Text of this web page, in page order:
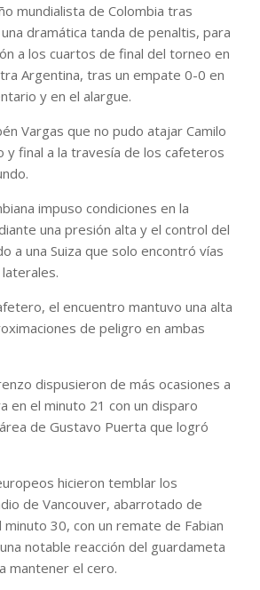
mundialista de Colombia tras
dramática tanda de penaltis, para
a los cuartos de final del torneo en
Argentina, tras un empate 0-0 en
y en el alargue.
Vargas que no pudo atajar Camilo
y final a la travesía de los cafeteros
impuso condiciones en la
una presión alta y el control del
a una Suiza que solo encontró vías
el encuentro mantuvo una alta
de peligro en ambas
dispusieron de más ocasiones a
en el minuto 21 con un disparo
de Gustavo Puerta que logró
hicieron temblar los
de Vancouver, abarrotado de
30, con un remate de Fabian
notable reacción del guardameta
mantener el cero.